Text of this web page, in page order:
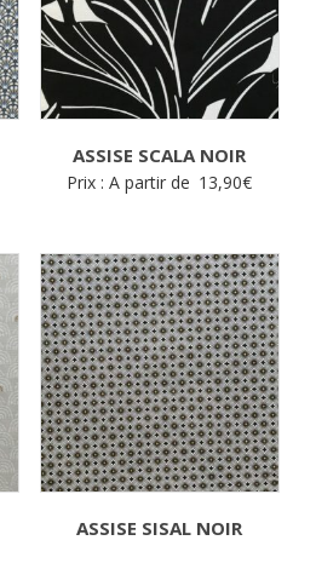
ASSISE SCALA NOIR
Prix : A partir de 13,90€
ASSISE SISAL NOIR